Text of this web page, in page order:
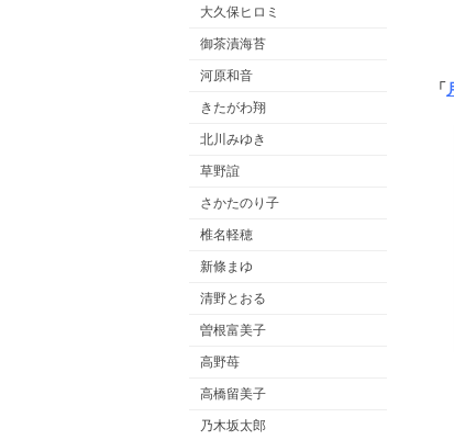
大久保ヒロミ
御茶漬海苔
河原和音
きたがわ翔
北川みゆき
草野誼
さかたのり子
椎名軽穂
新條まゆ
清野とおる
曽根富美子
高野苺
高橋留美子
乃木坂太郎
「